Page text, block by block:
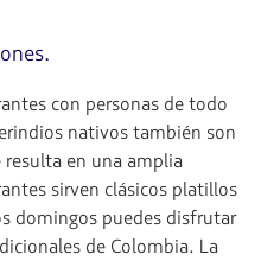
con personas de todo
nativos también son
en una amplia
sirven clásicos platillos
domingos puedes disfrutar
de Colombia. La